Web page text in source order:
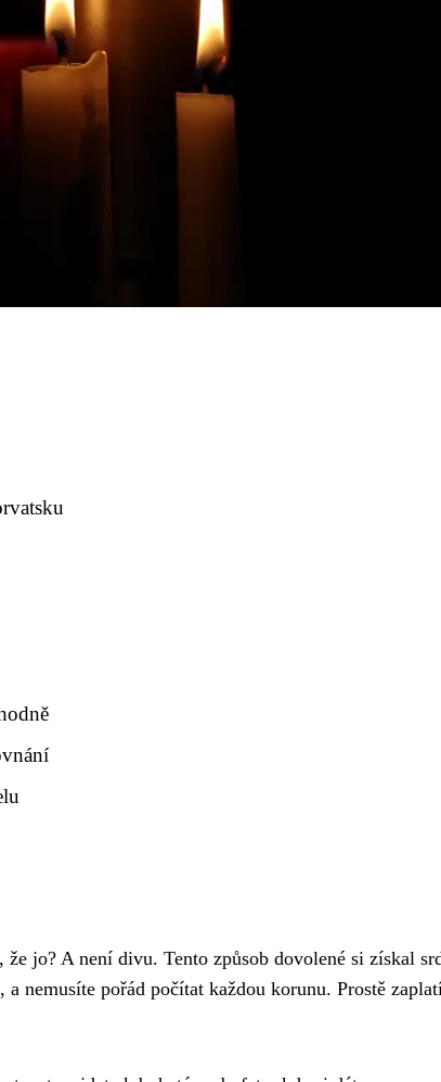
jo? A není divu. Tento způsob dovolené si získal
nemusíte pořád počítat každou korunu. Prostě